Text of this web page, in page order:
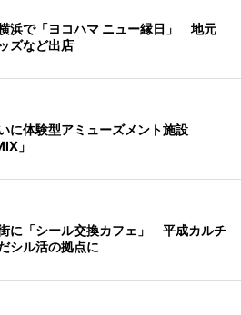
浜で「ヨコハマ ニュー縁日」 地元
ズなど出店
に体験型アミューズメント施設
」
に「シール交換カフェ」 平成カルチ
シル活の拠点に